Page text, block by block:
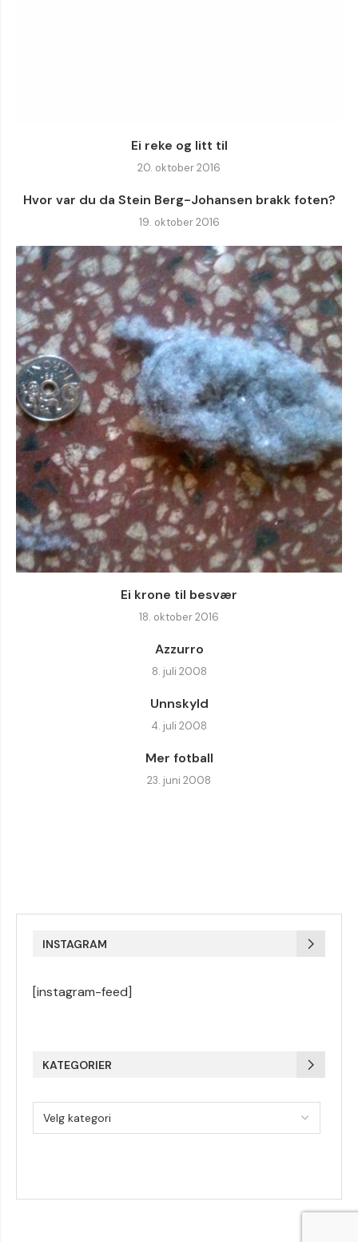
Ei reke og litt til
20. oktober 2016
Hvor var du da Stein Berg-Johansen brakk foten?
19. oktober 2016
Ei krone til besvær
18. oktober 2016
Azzurro
8. juli 2008
Unnskyld
4. juli 2008
Mer fotball
23. juni 2008
INSTAGRAM
[instagram-feed]
KATEGORIER